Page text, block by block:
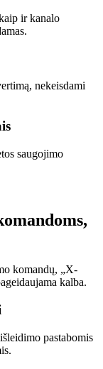
ir kanalo
nekeisdami
saugojimo
komandų, „X-
kalba.
pastabomis